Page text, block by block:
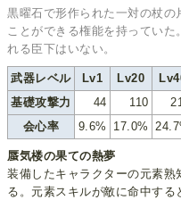
黒曜石で形作られた一対の杖
ことができる権能を持ってい
れる臣下はいない。
武器レベル Lv1 Lv20
基礎攻撃力
44 110
会心率
9.6% 17.0%
蜃気楼の果ての熱夢
装備したキャラクターの元素熟
る。元素スキルが敵に命中す